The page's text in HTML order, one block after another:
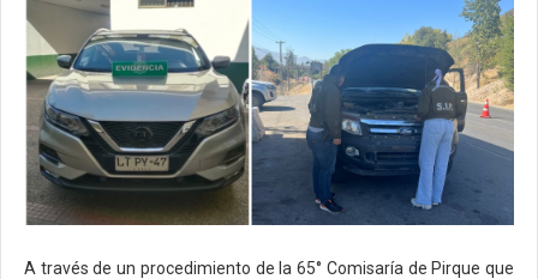
A través de un procedimiento de la 65° Comisaría de Pirque que